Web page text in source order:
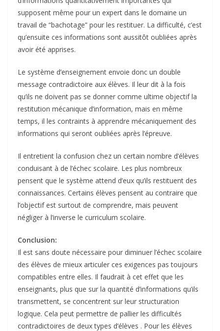
supposent même pour un expert dans le domaine un
travail de “bachotage” pour les restituer. La difficulté, c’est
qu’ensuite ces informations sont aussitôt oubliées après
avoir été apprises.
Le système d’enseignement envoie donc un double
message contradictoire aux élèves. Il leur dit à la fois
qu’ils ne doivent pas se donner comme ultime objectif la
restitution mécanique d’information, mais en même
temps, il les contraints à apprendre mécaniquement des
informations qui seront oubliées après l’épreuve.
Il entretient la confusion chez un certain nombre d’élèves
conduisant à de l’échec scolaire. Les plus nombreux
pensent que le système attend d’eux qu’ils restituent des
connaissances. Certains élèves pensent au contraire que
l’objectif est surtout de comprendre, mais peuvent
négliger à l’inverse le curriculum scolaire.
Conclusion:
Il est sans doute nécessaire pour diminuer l’échec scolaire
des élèves de mieux articuler ces exigences pas toujours
compatibles entre elles. Il faudrait à cet effet que les
enseignants, plus que sur la quantité d’informations qu’ils
transmettent, se concentrent sur leur structuration
logique. Cela peut permettre de pallier les difficultés
contradictoires de deux types d’élèves . Pour les élèves